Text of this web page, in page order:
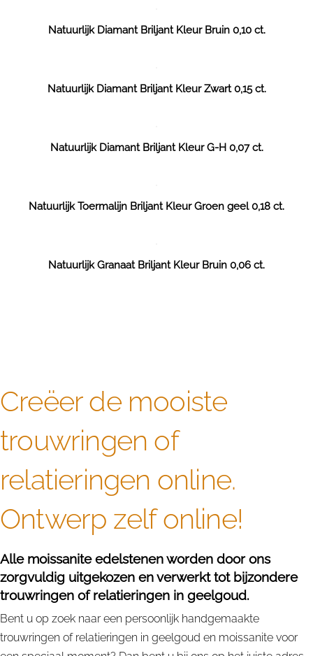
Natuurlijk Diamant Briljant Kleur Bruin 0,10 ct.
Natuurlijk Diamant Briljant Kleur Zwart 0,15 ct.
Natuurlijk Diamant Briljant Kleur G-H 0,07 ct.
Natuurlijk Toermalijn Briljant Kleur Groen geel 0,18 ct.
Natuurlijk Granaat Briljant Kleur Bruin 0,06 ct.
Creëer de mooiste
trouwringen of
relatieringen online.
Ontwerp zelf online!
Alle moissanite edelstenen worden door ons
zorgvuldig uitgekozen en verwerkt tot bijzondere
trouwringen of relatieringen in geelgoud.
Bent u op zoek naar een persoonlijk handgemaakte
trouwringen of relatieringen in geelgoud en moissanite voor